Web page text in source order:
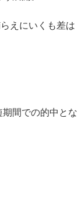
えにいくも差は
間での的中とな